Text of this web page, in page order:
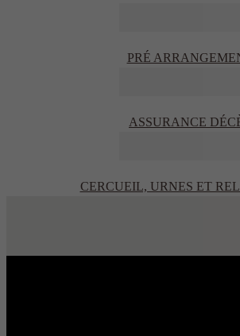
PRÉ
ASSURANCE
CERCUEIL, URNES ET